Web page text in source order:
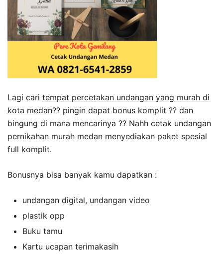
Lagi cari tempat percetakan undangan yang murah di
kota medan?? pingin dapat bonus komplit ?? dan
bingung di mana mencarinya ?? Nahh cetak undangan
pernikahan murah medan menyediakan paket spesial
full komplit.
Bonusnya bisa banyak kamu dapatkan :
undangan digital, undangan video
plastik opp
Buku tamu
Kartu ucapan terimakasih